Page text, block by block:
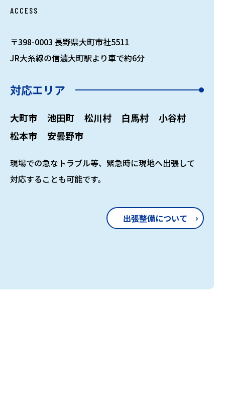
ACCESS
〒398-0003 長野県大町市社5511
JR大糸線の信濃大町駅より車で約6分
対応エリア
大町市 池田町 松川村 白馬村
小谷村
松本市
安曇野市
現場での急なトラブル等、緊急時に現地へ出張して
対応することも可能です。
出張整備について